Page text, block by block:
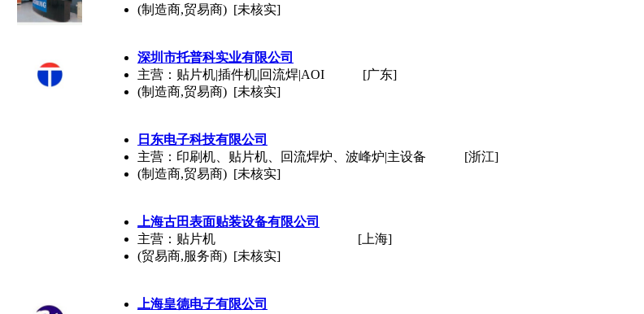
(制造商,贸易商) [未核实]
深圳市托普科实业有限公司
主营：贴片机|插件机|回流焊|AOI
(制造商,贸易商) [未核实]
[广东]
日东电子科技有限公司
主营：印刷机、贴片机、回流焊炉、波峰炉|主设备
(制造商,贸易商) [未核实]
[浙江]
上海古田表面贴装设备有限公司
主营：贴片机
(贸易商,服务商) [未核实]
[上海]
上海皇德电子有限公司